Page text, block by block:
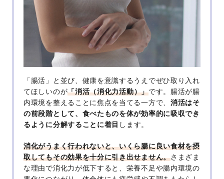
「腸活」と並び、健康を意識するうえでぜひ取り入れ
てほしいのが「消活（消化力活動）」です。腸活が腸
内環境を整えることに焦点を当てる一方で、 消活はそ
の前段階として、食べたものを体が効率的に吸収でき
るように分解することに着目 します。
消化がうまく行われないと、いくら腸に良い食材を摂
取してもその効果を十分に引き出せません。さまざま
な理由で消化力が低下すると、栄養不足や腸内環境の